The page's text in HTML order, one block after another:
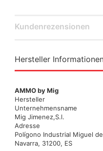
Kundenrezensionen
Hersteller
AMMO by Mig
Hersteller
Unternehmensname
Mig Jimenez,S.l.
Adresse
Polígono Industrial Miguel
Navarra, 31200, ES